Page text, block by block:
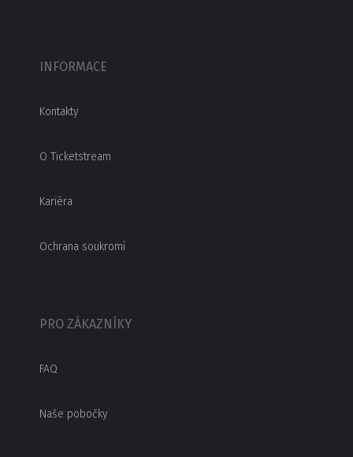
INFORMACE
Kontakty
O Ticketstream
Kariéra
Ochrana soukromí
PRO ZÁKAZNÍKY
FAQ
Naše pobočky